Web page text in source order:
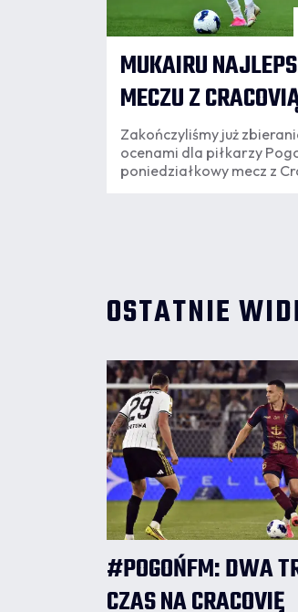
MUKAIRU
MECZU Z
Zakończyliśmy już
ocenami dla piłkarzy
poniedziałkowy mecz z
OSTATNIE
#POGOŃFM: DWA
CZAS NA CRACOVIĘ